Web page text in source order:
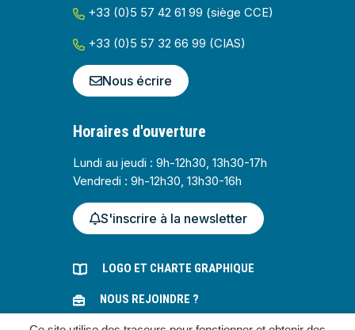
+33 (0)5 57 42 61 99 (siège CCE)
+33 (0)5 57 32 66 99 (CIAS)
Nous écrire
Horaires d'ouverture
Lundi au jeudi : 9h-12h30, 13h30-17h
Vendredi : 9h-12h30, 13h30-16h
S'inscrire à la newsletter
LOGO ET CHARTE GRAPHIQUE
NOUS REJOINDRE ?